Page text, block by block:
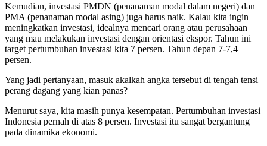
Kemudian, investasi PMDN (penanaman modal dalam negeri) dan
PMA (penanaman modal asing) juga harus naik. Kalau kita ingin
meningkatkan investasi, idealnya mencari orang atau perusahaan
yang mau melakukan investasi dengan orientasi ekspor. Tahun ini
target pertumbuhan investasi kita 7 persen. Tahun depan 7-7,4
persen.
Yang jadi pertanyaan, masuk akalkah angka tersebut di tengah tensi
perang dagang yang kian panas?
Menurut saya, kita masih punya kesempatan. Pertumbuhan investasi
Indonesia pernah di atas 8 persen. Investasi itu sangat bergantung
pada dinamika ekonomi.